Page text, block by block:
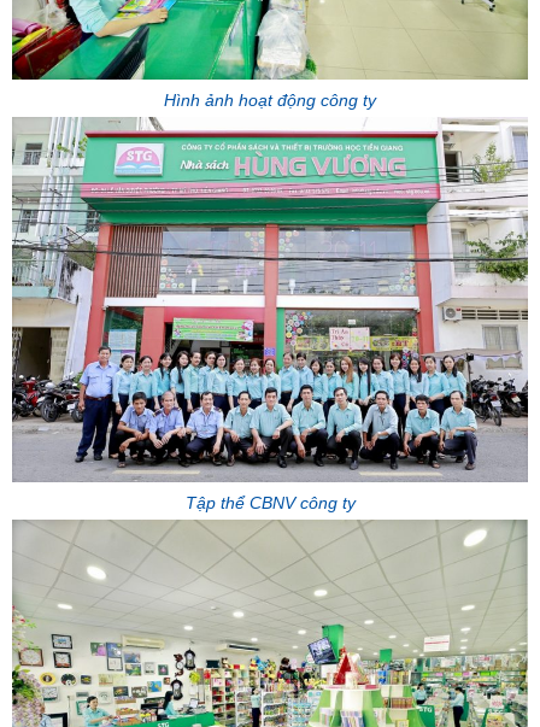
Hình ảnh hoạt động công ty
Tập thể CBNV công ty